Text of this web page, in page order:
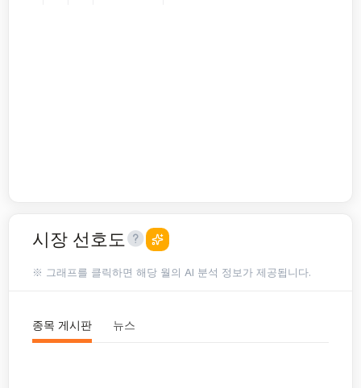
시장 선호도
※ 그래프를 클릭하면 해당 월의 AI 분석 정보가 제공됩니다.
종목 게시판 뉴스